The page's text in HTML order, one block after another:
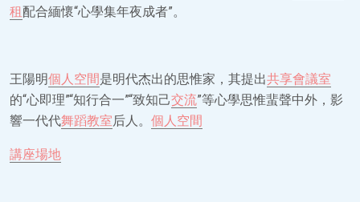
租配合緬懷“心學集年夜成者”。
王陽明個人空間是明代杰出的思惟家，其提出共享會議室
的“心即理”“知行合一”“致知己交流”等心學思惟蜚聲中外，影
響一代代舞蹈教室后人。 個人空間
講座場地